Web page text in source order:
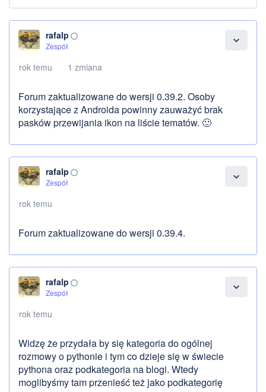
expand_more
rafalp panorama_fish_eye
Zespół
rok temu 1 zmiana
Forum zaktualizowane do wersji 0.39.2. Osoby
korzystające z Androida powinny zauważyć brak
pasków przewijania ikon na liście tematów. 🙂
expand_more
rafalp panorama_fish_eye
Zespół
rok temu
Forum zaktualizowane do wersji 0.39.4.
expand_more
rafalp panorama_fish_eye
Zespół
rok temu
Widzę że przydała by się kategoria do ogólnej
rozmowy o pythonie i tym co dzieje się w świecie
pythona oraz podkategoria na blogi. Wtedy
moglibyśmy tam przenieść też jako podkategorię